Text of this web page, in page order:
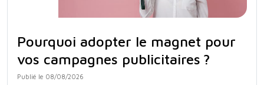
Pourquoi adopter le magnet pour
vos campagnes publicitaires ?
Publié le 08/08/2026